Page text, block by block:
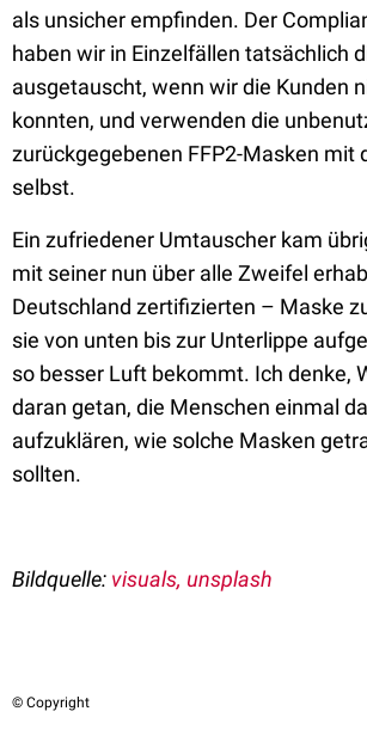
als unsicher empfinden. Der
haben wir in Einzelfällen tatsächlich
ausgetauscht, wenn wir die Kunden
konnten, und verwenden die
zurückgegebenen FFP2-Masken mit
selbst.
Ein zufriedener Umtauscher kam
mit seiner nun über alle Zweifel
Deutschland zertifizierten – Maske
sie von unten bis zur Unterlippe
so besser Luft bekommt. Ich denke,
daran getan, die Menschen einmal
aufzuklären, wie solche Masken
sollten.
Bildquelle: visuals, unsplash
© Copyright